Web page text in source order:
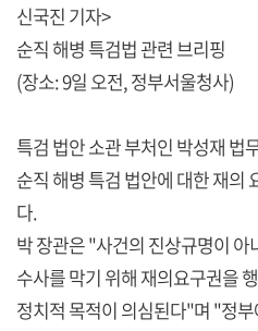
신국진 기자>
순직 해병 특검법 관련 브리핑
(장소: 9일 오전, 정부서울청사)
특검 법안 소관 부처인 박성재 법
순직 해병 특검 법안에 대한 재의
다.
박 장관은 "사건의 진상규명이
수사를 막기 위해 재의요구권을
정치적 목적이 의심된다"며 "정